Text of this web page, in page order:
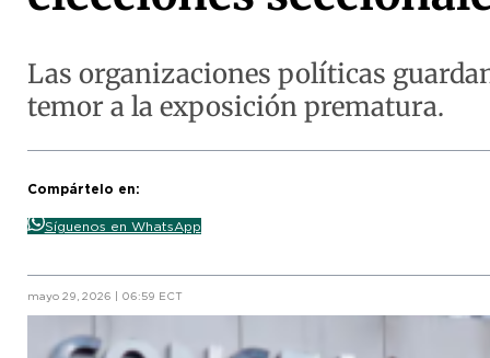
Las organizaciones políticas
temor a la exposición prematura.
Compártelo en:
Síguenos en WhatsApp
mayo 29, 2026 | 06:59 ECT